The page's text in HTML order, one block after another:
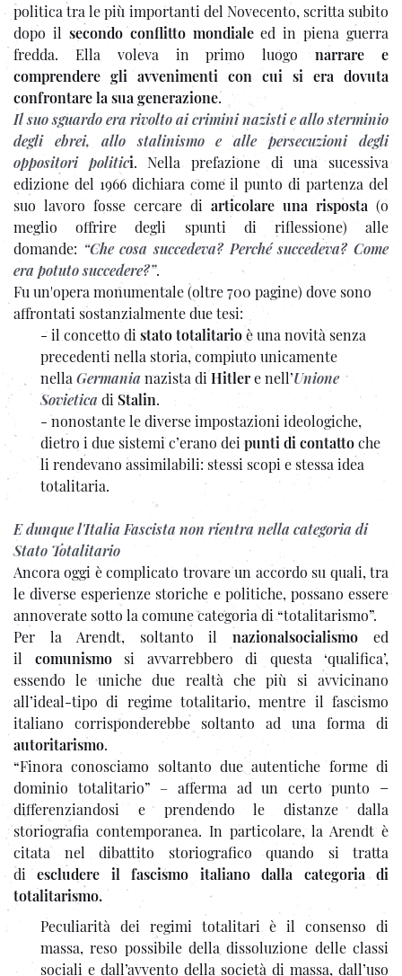
politica tra le più importanti del Novecento, scritta subito
dopo il secondo conflitto mondialeed in piena guerra
fredda. Ella voleva in primo luogonarrare e
comprendere gli avvenimenti con cui si era dovuta
confrontare la sua generazione.
Il suo sguardo era rivolto ai crimini nazisti e allo sterminio
degli ebrei, allo stalinismo e alle persecuzioni degli
oppositori politici. Nella prefazione di una sucessiva
edizione del 1966 dichiara come il punto di partenza del
suo lavoro fosse cercare di articolare una risposta (o
meglio offrire degli spunti di riflessione) alle
domande: “Che cosa succedeva? Perché succedeva? Come
era potuto succedere?”.
Fu un'opera monumentale (oltre 700 pagine) dove sono
affrontati sostanzialmente due tesi:
- il concetto di stato totalitarioè una novità senza
precedenti nella storia, compiuto unicamente
nella Germania nazista di Hitlere nell’Unione
Sovietica di Stalin.
- nonostante le diverse impostazioni ideologiche,
dietro i due sistemi c’erano deipunti di contattoche
li rendevano assimilabili: stessi scopi e stessa idea
totalitaria.
E dunque l'Italia Fascista non rientra nella categoria di
Stato Totalitario
Ancora oggi è complicato trovare un accordo su quali, tra
le diverse esperienze storiche e politiche, possano essere
annoverate sotto la comune categoria di “totalitarismo”.
Per la Arendt, soltanto ilnazionalsocialismo ed
il comunismosi avvarrebbero di questa ‘qualifica’,
essendo le uniche due realtà che più si avvicinano
all’ideal-tipo di regime totalitario, mentre il fascismo
italiano corrisponderebbe soltanto ad una forma di
autoritarismo.
“Finora conosciamo soltanto due autentiche forme di
dominio totalitario” – afferma ad un certo punto −
differenziandosi e prendendo le distanze dalla
storiografia contemporanea. In particolare, la Arendt è
citata nel dibattito storiografico quando si tratta
diescludere il fascismo italiano dalla categoria di
totalitarismo.
Peculiarità dei regimi totalitari è il consenso di
massa, reso possibile della dissoluzione delle classi
sociali e dall’avvento della società di massa, dall’uso